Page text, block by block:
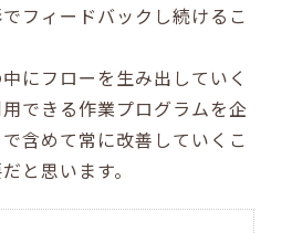
フィードバックし続けるこ
にフローを生み出していく
できる作業プログラムを企
含めて常に改善していくこ
と思います。